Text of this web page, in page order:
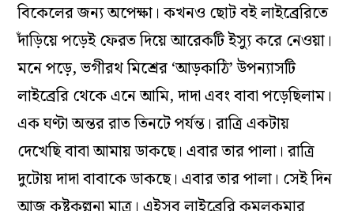
বিকেলের জন্য অপেক্ষা। কখনও ছোট বই লাইব্রেরিতে
দাঁড়িয়ে পড়েই ফেরত দিয়ে আরেকটি ইস্যু করে নেওয়া।
মনে পড়ে, ভগীরথ মিশ্রের ‘আড়কাঠি’ উপন্যাসটি
লাইব্রেরি থেকে এনে আমি, দাদা এবং বাবা পড়েছিলাম।
এক ঘণ্টা অন্তর রাত তিনটে পর্যন্ত। রাত্রি একটায়
দেখেছি বাবা আমায় ডাকছে। এবার তার পালা। রাত্রি
দুটোয় দাদা বাবাকে ডাকছে। এবার তার পালা। সেই দিন